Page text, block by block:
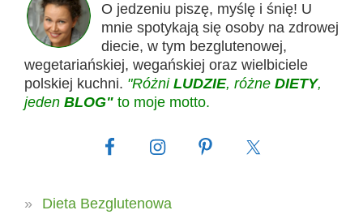
O jedzeniu piszę, myślę i śnię! U
mnie spotykają się osoby na zdrowej
diecie, w tym bezglutenowej,
wegetariańskiej, wegańskiej oraz wielbiciele
polskiej kuchni. "Różni LUDZIE, różne DIETY,
jeden BLOG" to moje motto.
Dieta Bezglutenowa